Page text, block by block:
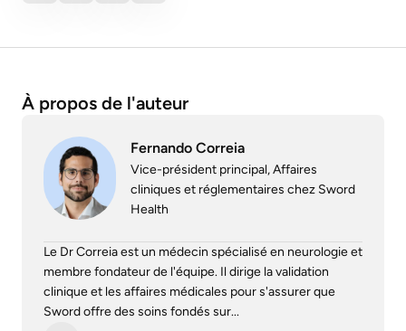
À propos de l'auteur
Fernando Correia
Vice-président principal, Affaires
cliniques et réglementaires chez Sword
Health
Le Dr Correia est un médecin spécialisé en neurologie et
membre fondateur de l'équipe. Il dirige la validation
clinique et les affaires médicales pour s'assurer que
Sword offre des soins fondés sur...